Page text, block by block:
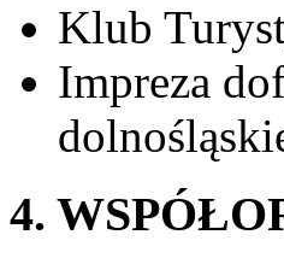
Klub
Impreza
4.